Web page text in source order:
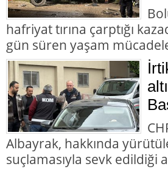
hafriyat tırına çarptığı
gün süren yaşam
Albayrak, hakkında
suçlamasıyla sevk edildiği